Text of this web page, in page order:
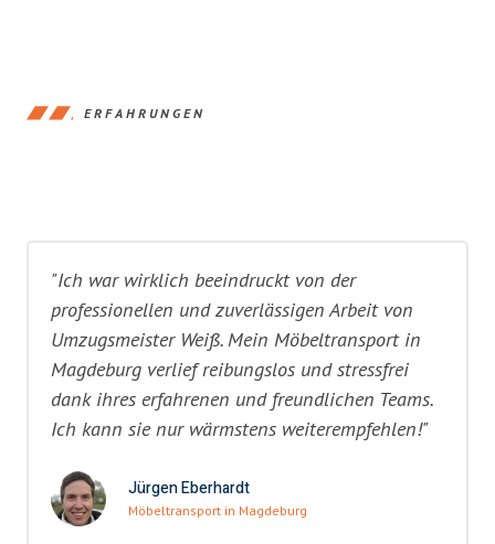
ERFAHRUNGEN
"Ich war wirklich beeindruckt von der
professionellen und zuverlässigen Arbeit von
Umzugsmeister Weiß. Mein Möbeltransport in
Magdeburg verlief reibungslos und stressfrei
dank ihres erfahrenen und freundlichen Teams.
Ich kann sie nur wärmstens weiterempfehlen!"
Jürgen Eberhardt
Möbeltransport in Magdeburg